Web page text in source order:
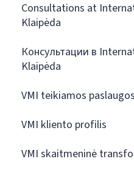
Consultations at
Klaipėda
Консультации в
Klaipėda
VMI teikiamos paslaugos
VMI kliento profilis
VMI skaitmeninė